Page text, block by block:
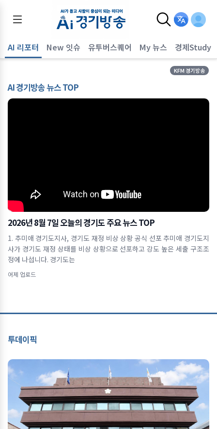
AI 리포터 New 잇슈 유투버스퀘어 My 뉴스 경제Study
KFM 경기방송
AI 경기방송 뉴스 TOP
2026년 8월 7일 오늘의 경기도 주요 뉴스 TOP
1. 추미애 경기도지사, 경기도 재정 비상 상황 공식 선포 추미애 경기도지
사가 경기도 재정 상태를 비상 상황으로 선포하고 강도 높은 세출 구조조
정에 나섭니다. 경기도는
어제 업로드
투데이픽